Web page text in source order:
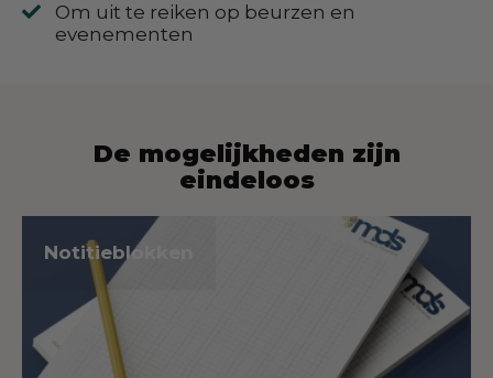
Om uit te reiken op beurzen en
evenementen
De mogelijkheden zijn
eindeloos
Notitieblokken